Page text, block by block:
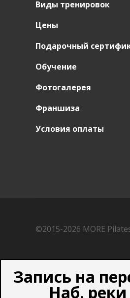
Виды тренировок
Цены
Подарочный
Обучение
Фотогалерея
Франшиза
Условия оплаты
©2015-2026 MORE
Запись на
Наб.